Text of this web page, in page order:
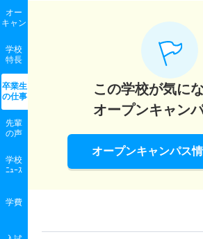
オー
キャン
学校
特長
卒業生
の仕事
先輩
の声
学校
ﾆｭｰｽ
学費
この学校が気に
オープンキャン
オープンキャンパス